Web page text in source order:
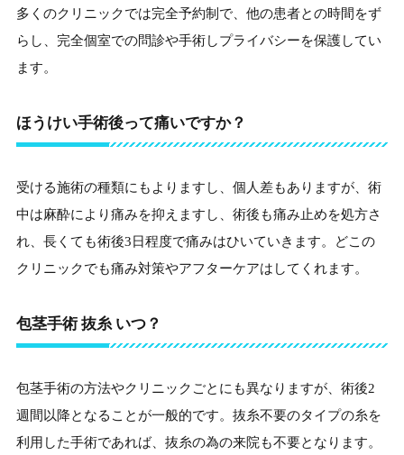
多くのクリニックでは完全予約制で、他の患者との時間をず
らし、完全個室での問診や手術しプライバシーを保護してい
ます。
ほうけい手術後って痛いですか？
受ける施術の種類にもよりますし、個人差もありますが、術
中は麻酔により痛みを抑えますし、術後も痛み止めを処方さ
れ、長くても術後3日程度で痛みはひいていきます。どこの
クリニックでも痛み対策やアフターケアはしてくれます。
包茎手術 抜糸 いつ？
包茎手術の方法やクリニックごとにも異なりますが、術後2
週間以降となることが一般的です。抜糸不要のタイプの糸を
利用した手術であれば、抜糸の為の来院も不要となります。